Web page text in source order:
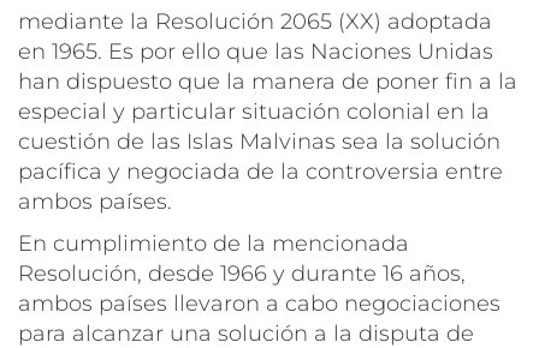
mediante la Resolución 2065 (XX) adoptada
en 1965. Es por ello que las Naciones Unidas
han dispuesto que la manera de poner fin a la
especial y particular situación colonial en la
cuestión de las Islas Malvinas sea la solución
pacífica y negociada de la controversia entre
ambos países.
En cumplimiento de la mencionada
Resolución, desde 1966 y durante 16 años,
ambos países llevaron a cabo negociaciones
para alcanzar una solución a la disputa de